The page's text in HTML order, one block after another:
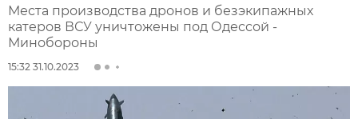
Места производства дронов и безэкипажных
катеров ВСУ уничтожены под Одессой -
Минобороны
15:32 31.10.2023